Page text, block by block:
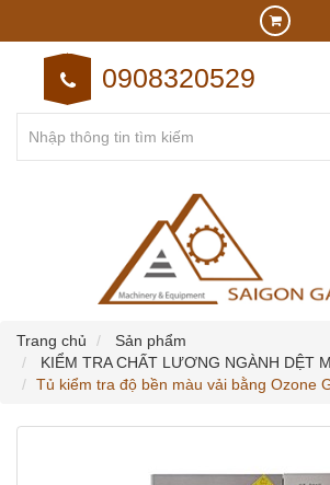
0908320529
Trang chủ
Sản phẩm
KIỂM TRA CHẤT LƯƠNG NGÀNH DỆT
Tủ kiểm tra độ bền màu vải bằng Ozone